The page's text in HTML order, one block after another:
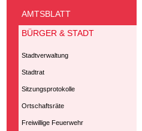
AMTSBLATT
BÜRGER & STADT
Stadtverwaltung
Stadtrat
Sitzungsprotokolle
Ortschaftsräte
Freiwillige Feuerwehr